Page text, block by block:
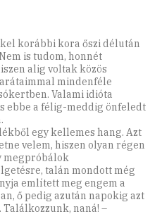
korábbi kora őszi délután
is tudom, honnét
alig voltak közös
mindenféle
Valami idióta
ebbe a félig-meddig önfeledt
egy kellemes hang. Azt
velem, hiszen olyan régen
megpróbálok
talán mondott még
említett meg engem a
ő pedig azután napokig azt
naná! –